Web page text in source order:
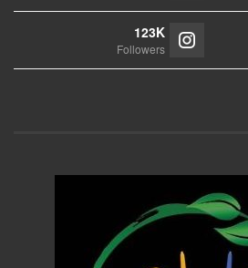
123K
Followers